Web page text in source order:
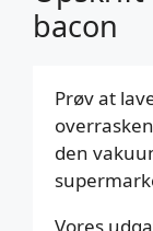
bacon
Prøv at
den
Vores